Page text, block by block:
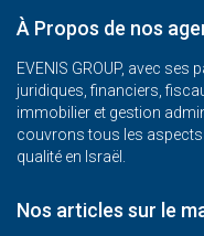
À Propos de nos
EVENIS GROUP, avec
juridiques, financiers,
immobilier et gestion
couvrons tous les aspects
qualité en Israël.
Nos articles sur le